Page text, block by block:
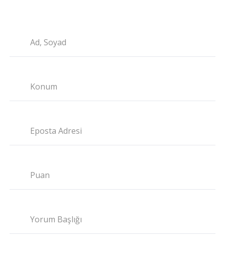
Ad, Soyad
Konum
Eposta Adresi
Puan
Yorum Başlığı